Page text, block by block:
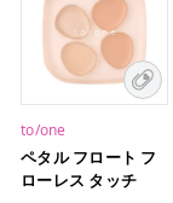
to/one
ペタル フロート フ
ローレス タッチ